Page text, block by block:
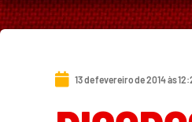
13 de fevereiro de 2014 às